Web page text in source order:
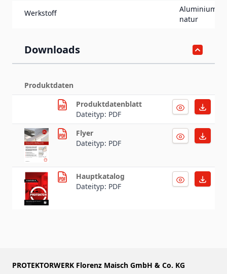
Werkstoff
Aluminium
natur
Downloads
Produktdaten
Produktdatenblatt
Dateityp: PDF
Flyer
Dateityp: PDF
Hauptkatalog
Dateityp: PDF
PROTEKTORWERK Florenz Maisch GmbH & Co. KG